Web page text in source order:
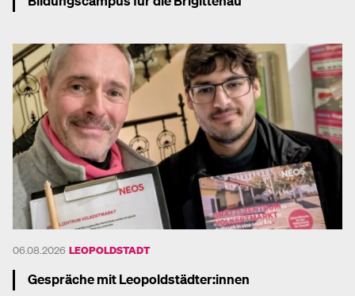
06.08.2026 LEOPOLDSTADT
Gespräche mit Leopoldstädter:innen